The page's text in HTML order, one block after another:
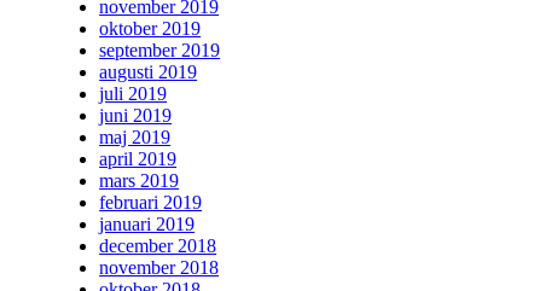
november 2019
oktober 2019
september 2019
augusti 2019
juli 2019
juni 2019
maj 2019
april 2019
mars 2019
februari 2019
januari 2019
december 2018
november 2018